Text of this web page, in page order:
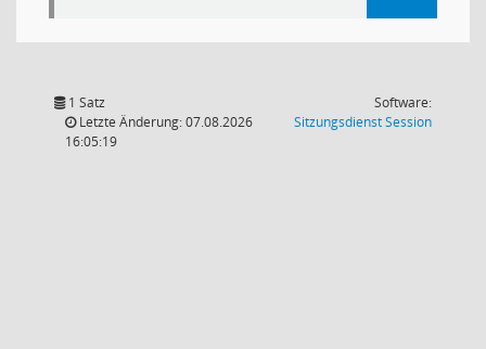
1 Satz
Letzte Änderung: 07.08.2026
16:05:19
Software:
SitzungsdienstSession(Wird in